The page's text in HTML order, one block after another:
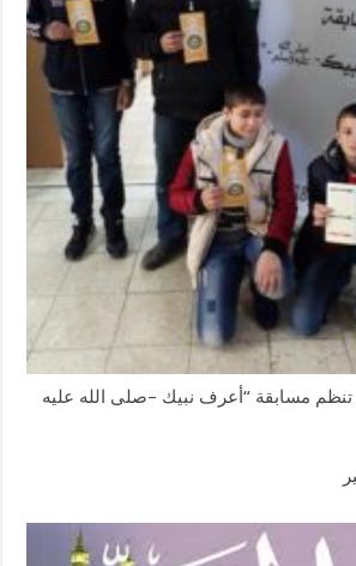
تنظم مسابقة “أعرف نبيك –صلى الله عليه